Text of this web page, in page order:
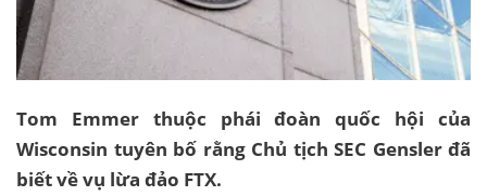
Tom Emmer thuộc phái đoàn quốc hội của
Wisconsin tuyên bố rằng Chủ tịch SEC Gensler đã
biết về vụ lừa đảo FTX.